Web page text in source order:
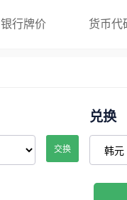
银行牌价 货币代
交换
兑换